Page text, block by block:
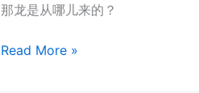
那龙是从哪儿来的？
追
Read More »